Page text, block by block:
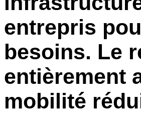
entrepris
besoins. Le
entièrement
mobilité